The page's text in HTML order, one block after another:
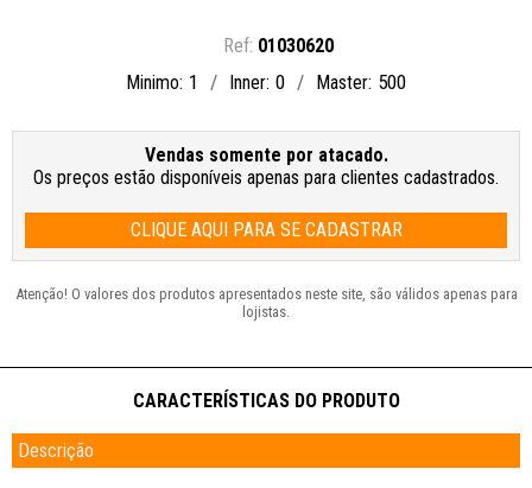
Minimo 1 Inner 0 Master 500
Vendas somente por atacado.
Os preços estão disponíveis apenas para clientes cadastrados.
CLIQUE AQUI PARA SE CADASTRAR
01030620
Descrição